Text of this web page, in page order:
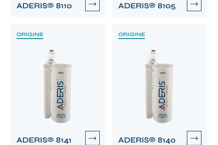
ADERIS® 8110 ADERIS® 8105
ORIGINE
ADERIS® 8141
ORIGINE
ADERIS® 8140